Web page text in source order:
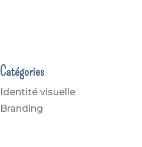
Catégories
Identité visuelle
Branding